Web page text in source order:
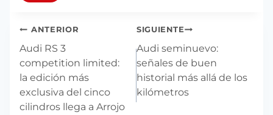
Navegación
de
entradas
ANTERIOR
Audi RS 3
competition limited:
la edición más
exclusiva del cinco
cilindros llega a Arrojo
SIGUIENTE
Audi seminuevo:
señales de buen
historial más allá de los
kilómetros